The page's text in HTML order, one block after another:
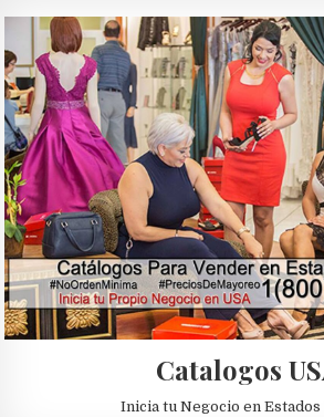
Catalogos
Inicia tu Negocio en Estados